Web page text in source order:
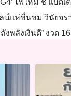
ไฟไหม้ ชี้ แบ
น์แห่ชื่นชม วินัยจร
งพลังเงินดี” งวด